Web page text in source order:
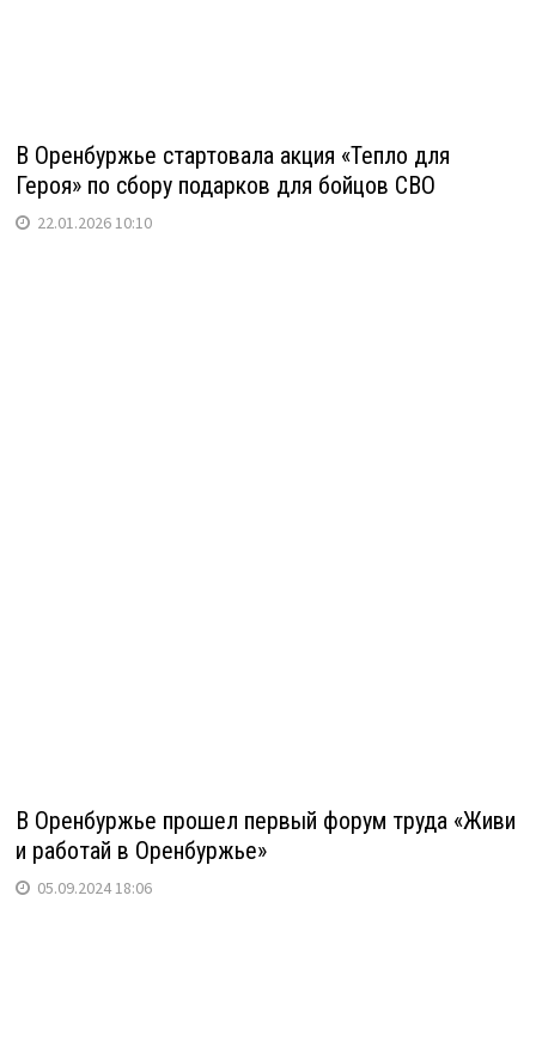
В Оренбуржье стартовала акция «Тепло для
Героя» по сбору подарков для бойцов СВО
22.01.2026 10:10
В Оренбуржье прошел первый форум труда «Живи
и работай в Оренбуржье»
05.09.2024 18:06